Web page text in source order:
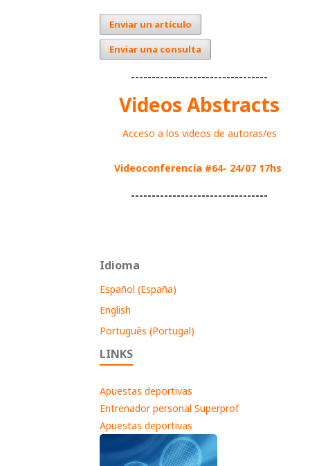
Enviar un artículo
Enviar una consulta
---------------------------------
Videos Abstracts
Acceso a los videos de autoras/es
Videoconferencia #64- 24/07 17hs
---------------------------------
Idioma
Español (España)
English
Português (Portugal)
LINKS
Apuestas deportivas
Entrenador personal Superprof
Apuestas deportivas